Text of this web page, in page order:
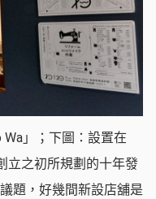
」；下圖：設置在
立之初所規劃的十年發
題，好幾間新設店舖是